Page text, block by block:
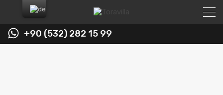
+90 (532) 282 15 99